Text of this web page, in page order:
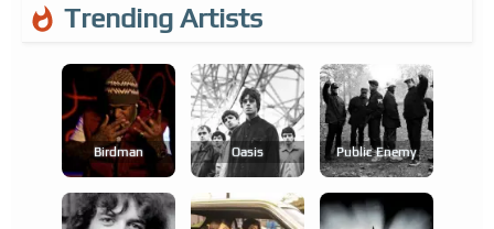
Trending Artists
Birdman Oasis Public Enemy